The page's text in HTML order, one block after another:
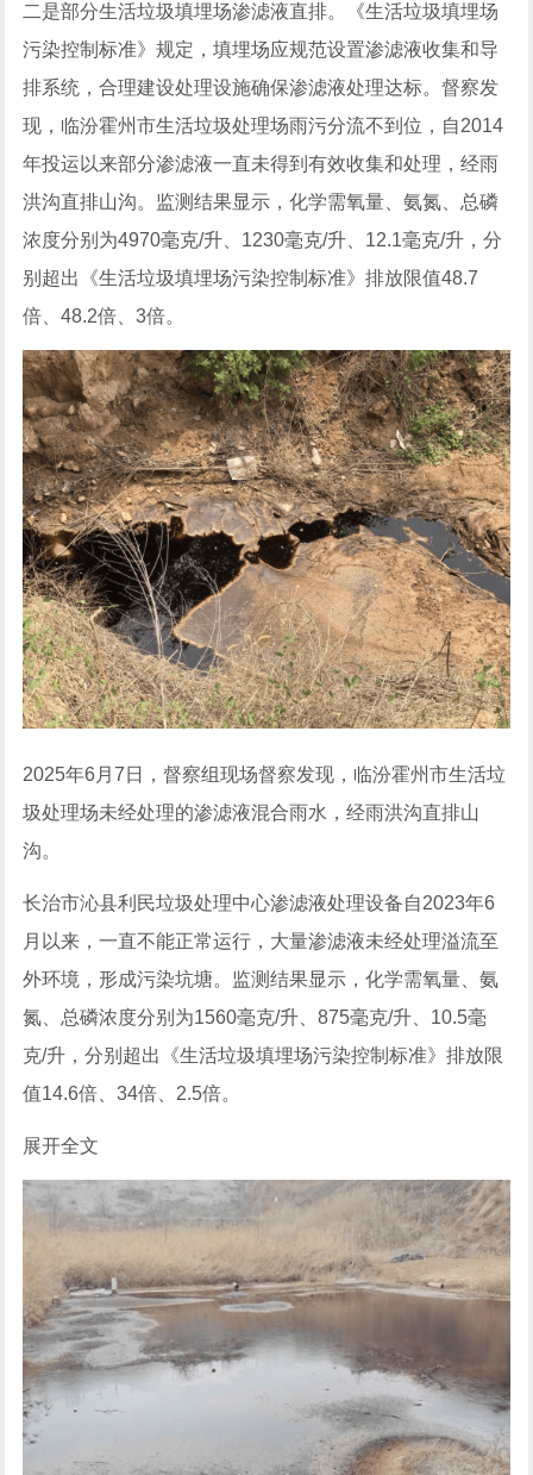
二是部分生活垃圾填埋场渗滤液直排。《生活垃圾填埋场
污染控制标准》规定，填埋场应规范设置渗滤液收集和导
排系统，合理建设处理设施确保渗滤液处理达标。督察发
现，临汾霍州市生活垃圾处理场雨污分流不到位，自2014
年投运以来部分渗滤液一直未得到有效收集和处理，经雨
洪沟直排山沟。监测结果显示，化学需氧量、氨氮、总磷
浓度分别为4970毫克/升、1230毫克/升、12.1毫克/升，分
别超出《生活垃圾填埋场污染控制标准》排放限值48.7
倍、48.2倍、3倍。
2025年6月7日，督察组现场督察发现，临汾霍州市生活垃
圾处理场未经处理的渗滤液混合雨水，经雨洪沟直排山
沟。
长治市沁县利民垃圾处理中心渗滤液处理设备自2023年6
月以来，一直不能正常运行，大量渗滤液未经处理溢流至
外环境，形成污染坑塘。监测结果显示，化学需氧量、氨
氮、总磷浓度分别为1560毫克/升、875毫克/升、10.5毫
克/升，分别超出《生活垃圾填埋场污染控制标准》排放限
值14.6倍、34倍、2.5倍。
展开全文